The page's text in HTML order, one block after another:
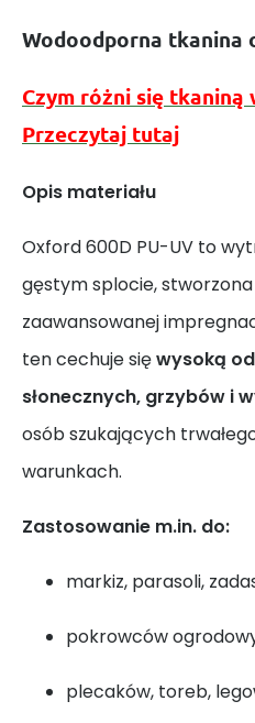
Wodoodporna tkanina
Czym różni się
Przeczytaj tutaj
Opis materiału
Oxford 600D PU-UV to
gęstym splocie,
zaawansowanej
ten cechuje sięwysoką
słonecznych, grzybów i
osób szukających
warunkach.
Zastosowanie m.in. do:
markiz, parasoli,
pokrowców
plecaków, toreb,